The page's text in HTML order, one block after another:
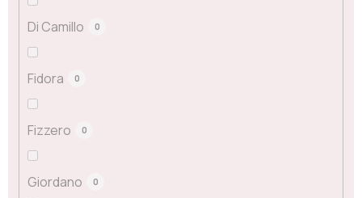
Di Camillo 0
Fidora 0
Fizzero 0
Giordano 0